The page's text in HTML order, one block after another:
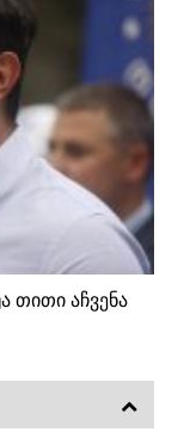
თითი აჩვენა